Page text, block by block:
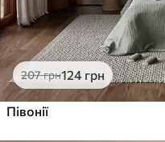
207грн124 грн
Півонії